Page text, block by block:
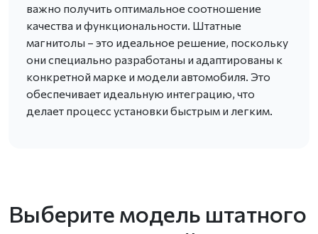
важно получить оптимальное соотношение
качества и функциональности. Штатные
магнитолы – это идеальное решение, поскольку
они специально разработаны и адаптированы к
конкретной марке и модели автомобиля. Это
обеспечивает идеальную интеграцию, что
делает процесс установки быстрым и легким.
Выберите модель штатного